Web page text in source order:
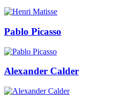
Pablo Picasso
Alexander Calder